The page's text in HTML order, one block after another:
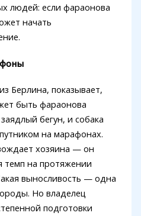
людей: если фараонова
начать
Берлина, показывает,
быть фараонова
бегун, и собака
на марафонах.
хозяина — он
темп на протяжении
выносливость — одна
Но владелец
подготовки